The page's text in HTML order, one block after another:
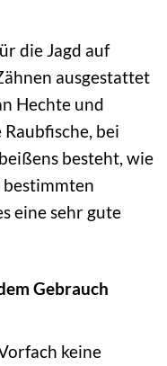
die Jagd auf
ausgestattet
Hechte und
bei
besteht, wie
bestimmten
eine sehr gute
Gebrauch
keine